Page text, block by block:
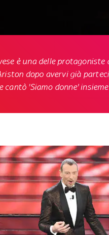
è una delle protagoniste
dopo avervi già
cantò 'Siamo donne' insieme